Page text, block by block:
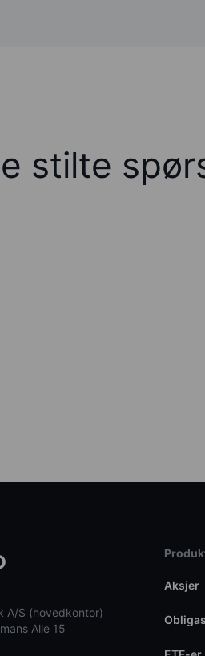
stilte
A/S (hovedkontor)
Alle 15
Aksjer